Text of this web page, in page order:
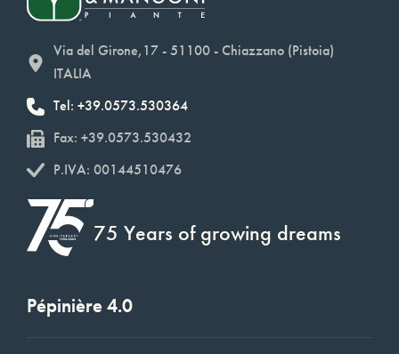
Via del Girone,17 - 51100 - Chiazzano (Pistoia)
ITALIA
Tel: +39.0573.530364
Fax: +39.0573.530432
P.IVA: 00144510476
75 Years of growing dreams
Pépinière 4.0